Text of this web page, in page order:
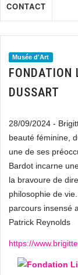
CONTACT
Musée d'Art
FONDATION
DUSSART
28/09/2024 -
beauté féminine,
une de ses
Bardot incarne
la bravoure de
philosophie de
parcours insensé
Patrick Reynolds
https://